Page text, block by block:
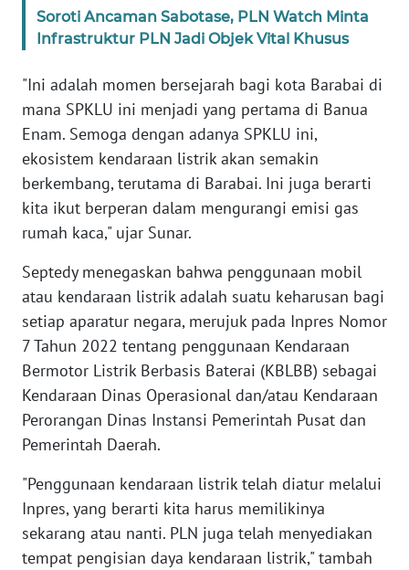
Soroti Ancaman Sabotase, PLN Watch Minta
Infrastruktur PLN Jadi Objek Vital Khusus
"Ini adalah momen bersejarah bagi kota Barabai di
mana SPKLU ini menjadi yang pertama di Banua
Enam. Semoga dengan adanya SPKLU ini,
ekosistem kendaraan listrik akan semakin
berkembang, terutama di Barabai. Ini juga berarti
kita ikut berperan dalam mengurangi emisi gas
rumah kaca," ujar Sunar.
Septedy menegaskan bahwa penggunaan mobil
atau kendaraan listrik adalah suatu keharusan bagi
setiap aparatur negara, merujuk pada Inpres Nomor
7 Tahun 2022 tentang penggunaan Kendaraan
Bermotor Listrik Berbasis Baterai (KBLBB) sebagai
Kendaraan Dinas Operasional dan/atau Kendaraan
Perorangan Dinas Instansi Pemerintah Pusat dan
Pemerintah Daerah.
"Penggunaan kendaraan listrik telah diatur melalui
Inpres, yang berarti kita harus memilikinya
sekarang atau nanti. PLN juga telah menyediakan
tempat pengisian daya kendaraan listrik," tambah
WN
WN
JAMBI
WN
SULTRA
NTB
WN
SULTENG
WN
SULBAR
WN
WN
SUMBAR